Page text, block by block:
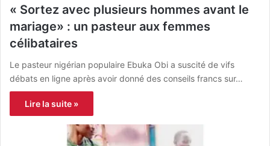
« Sortez avec plusieurs hommes avant le
mariage» : un pasteur aux femmes
célibataires
Le pasteur nigérian populaire Ebuka Obi a suscité de vifs
débats en ligne après avoir donné des conseils francs sur…
Lire la suite »